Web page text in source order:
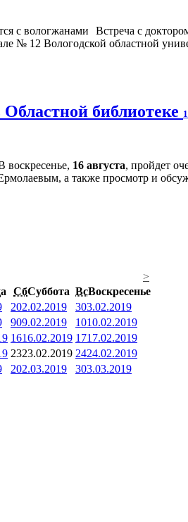
Встреча с
№ 12 Вологодской областной
библиотеке
воскресенье, 16 августа, пройдет
а также просмотр и
>
СбСуббота ВсВоскресенье
202.02.2019 303.02.2019
909.02.2019 1010.02.2019
1616.02.2019 1717.02.2019
2323.02.2019 2424.02.2019
202.03.2019 303.03.2019